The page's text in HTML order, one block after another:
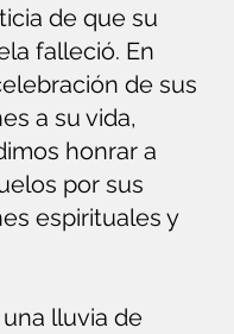
de que su
falleció. En
de sus
a su vida,
honrar a
por sus
espirituales y
lluvia de